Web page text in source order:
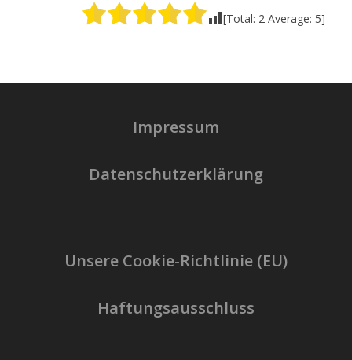
[Total: 2 Average: 5]
Impressum
Datenschutzerklärung
Unsere Cookie-Richtlinie (EU)
Haftungsausschluss